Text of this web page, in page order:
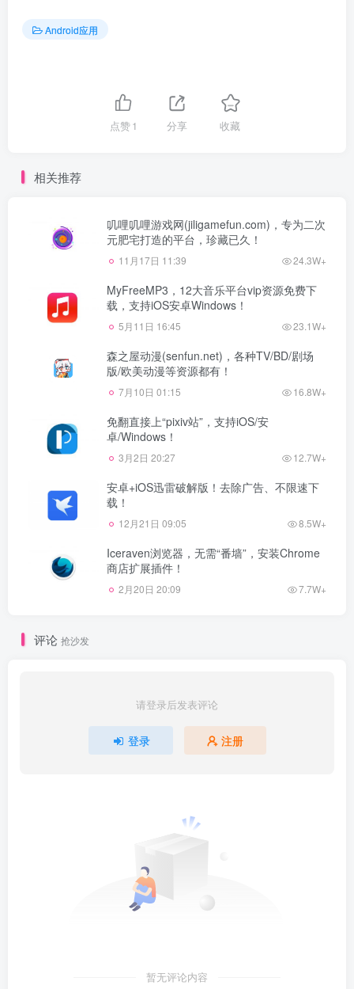
Android应用
点赞1 分享 收藏
相关推荐
叽哩叽哩游戏网(jiligamefun.com)，专为二次
元肥宅打造的平台，珍藏已久！
11月17日 11:39 24.3W+
MyFreeMP3，12大音乐平台vip资源免费下
载，支持iOS安卓Windows！
5月11日 16:45 23.1W+
森之屋动漫(senfun.net)，各种TV/BD/剧场
版/欧美动漫等资源都有！
7月10日 01:15 16.8W+
免翻直接上“pixiv站”，支持iOS/安
卓/Windows！
3月2日 20:27 12.7W+
安卓+iOS迅雷破解版！去除广告、不限速下
载！
12月21日 09:05 8.5W+
Iceraven浏览器，无需“番墙”，安装Chrome
商店扩展插件！
2月20日 20:09 7.7W+
评论 抢沙发
请登录后发表评论
登录 注册
暂无评论内容